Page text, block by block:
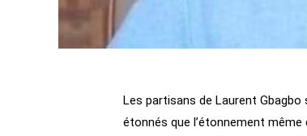
Les partisans de Laurent
étonnés que l’étonnement